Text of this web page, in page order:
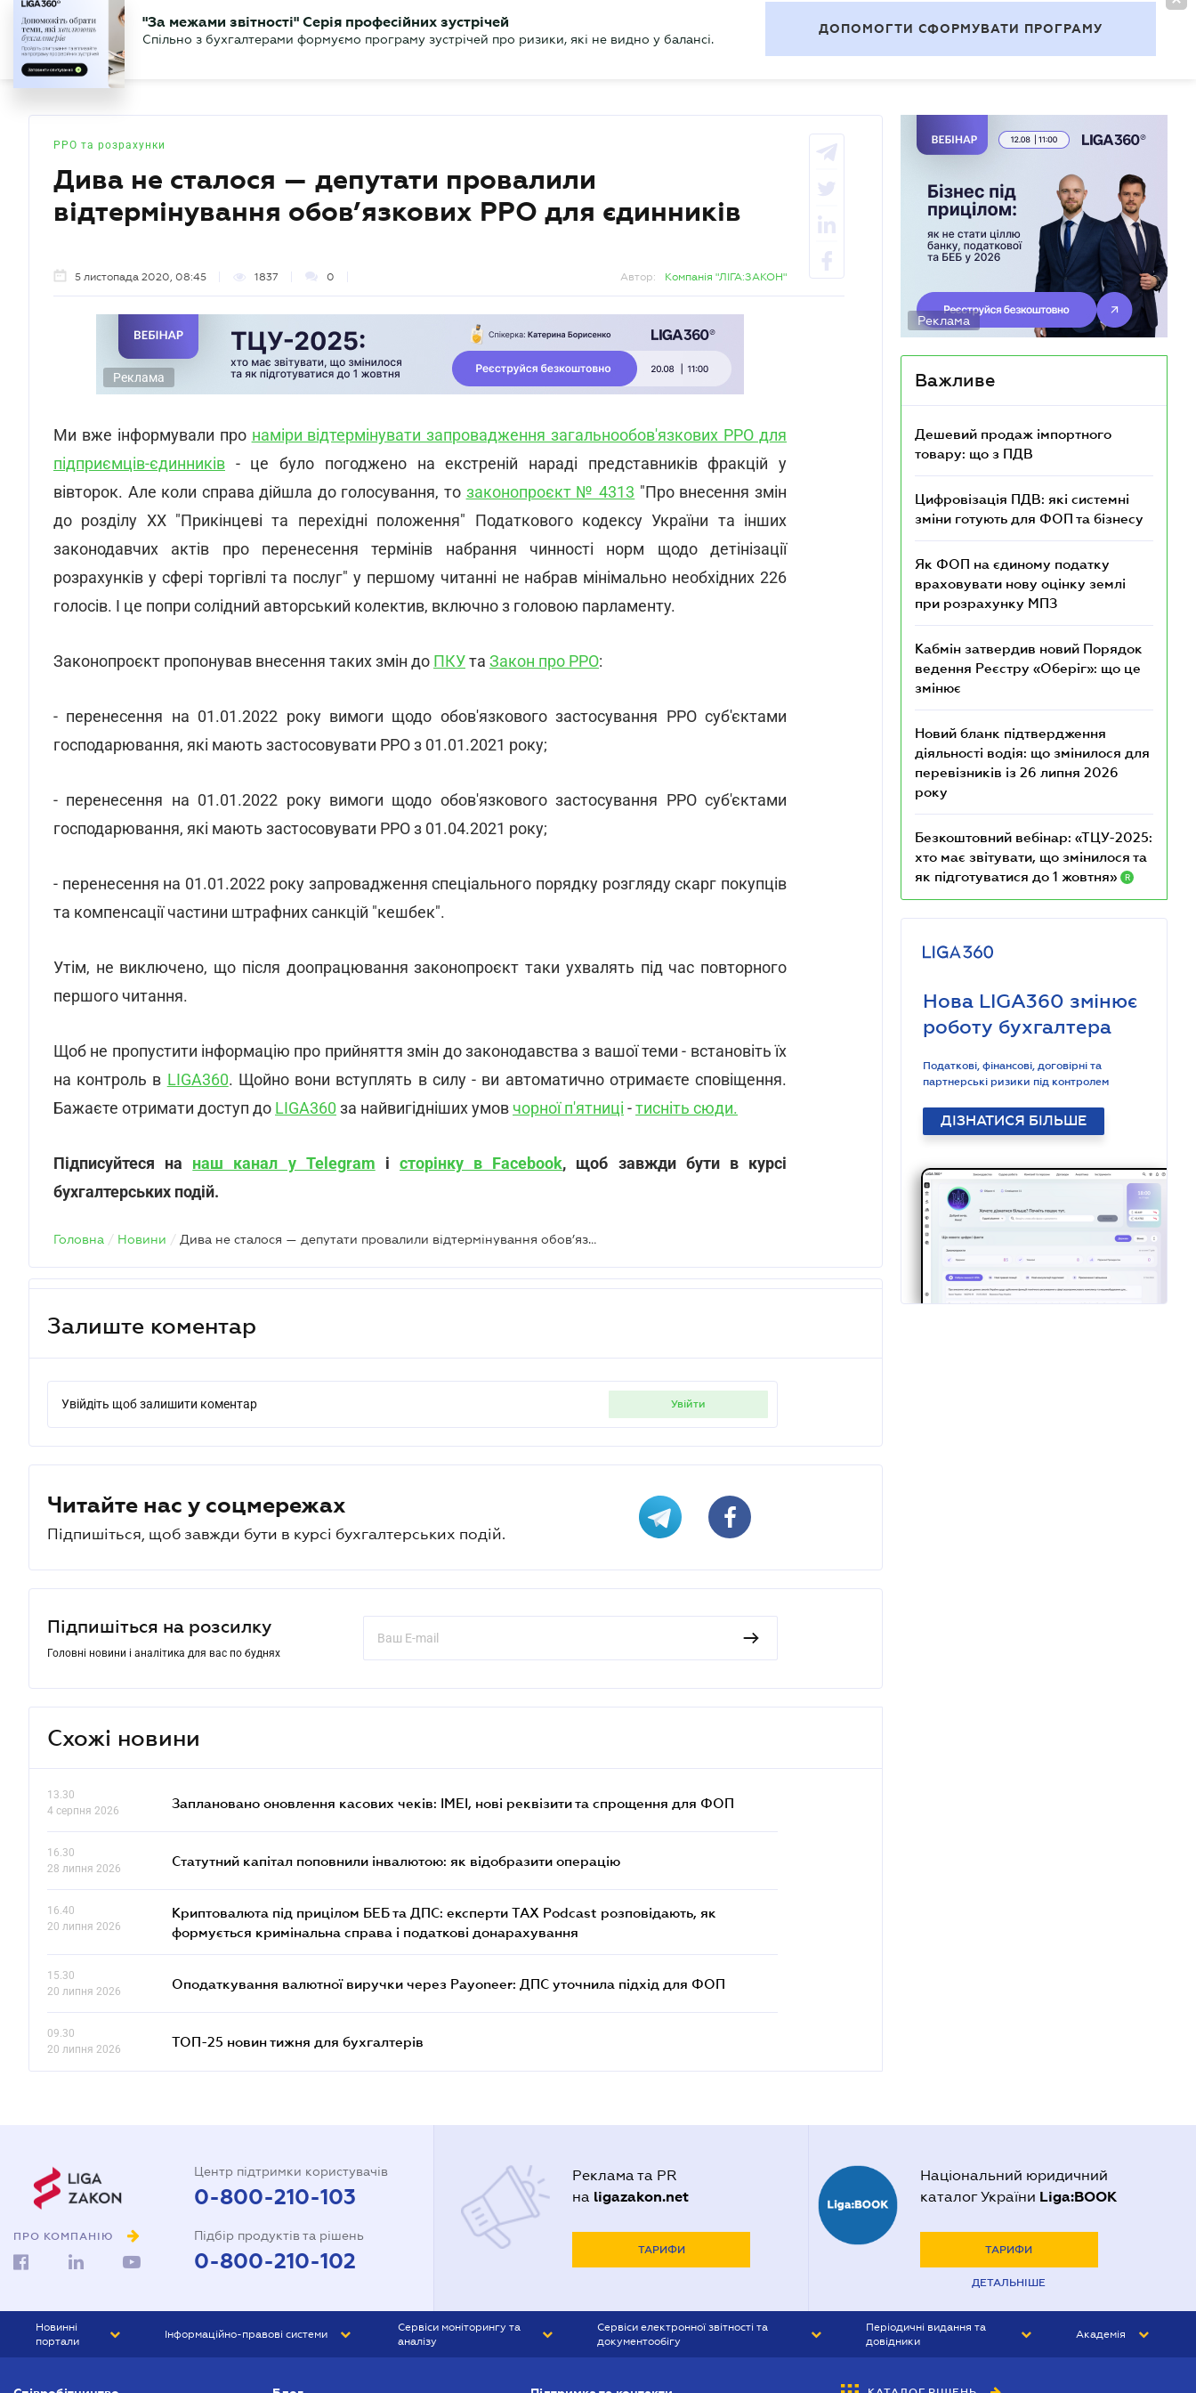
БІЗНЕСУ ЮРИСТУ БУХГАЛТЕРУ
БУХГАЛТЕР.UA Теми
"За межами звітності" Серія професійних зустрічей
РРО та розрахунки
Дива не сталося — депутати провалили
відтермінування обов’язкових РРО для єдинників
5 листопада 2020, 08:45 1837 0 Автор: Компанія "ЛІГА:ЗАКОН"
Реклама
Ми вже інформували пронаміри відтермінувати запровадження загальнообов'язкових РРО для
підприємців-єдинників - це було погоджено на екстреній нараді представників фракцій у
вівторок. Але коли справа дійшла до голосування, тозаконопроєкт № 4313"Про внесення змін
до розділу ХХ "Прикінцеві та перехідні положення" Податкового кодексу України та інших
законодавчих актів про перенесення термінів набрання чинності норм щодо детінізації
розрахунків у сфері торгівлі та послуг" у першому читанні не набрав мінімально необхідних 226
голосів. І це попри солідний авторський колектив, включно з головою парламенту.
Законопроєкт пропонував внесення таких змін доПКУта Закон про РРО:
- перенесення на 01.01.2022 року вимоги щодо обов'язкового застосування РРО суб'єктами
господарювання, які мають застосовувати РРО з 01.01.2021 року;
- перенесення на 01.01.2022 року вимоги щодо обов'язкового застосування РРО суб'єктами
господарювання, які мають застосовувати РРО з 01.04.2021 року;
- перенесення на 01.01.2022 року запровадження спеціального порядку розгляду скарг покупців
та компенсації частини штрафних санкцій "кешбек".
Утім, не виключено, що після доопрацювання законопроєкт таки ухвалять під час повторного
першого читання.
Щоб не пропустити інформацію про прийняття змін до законодавства з вашої теми - встановіть їх
на контроль вLIGA360. Щойно вони вступлять в силу - ви автоматично отримаєте сповіщення.
Бажаєте отримати доступ доLIGA360за найвигідніших умовчорної п'ятниці-тисніть сюди.
Підписуйтеся нанаш канал у Telegramісторінку в Facebook, щоб завжди бути в курсі
бухгалтерських подій.
Головна / Новини / Дива не сталося — депутати провалили відтермінування обов’язкових РРО для єдинників
Залиште коментар
Увійдіть щоб залишити коментар увійти
Читайте нас у соцмережах
Підпишіться, щоб завжди бути в курсі бухгалтерських подій.
Підпишіться на розсилку
Головні новини і аналітика для вас по буднях
Схожі новини
13.30
4 серпня 2026
Заплановано оновлення касових чеків: IMEI, нові реквізити та спрощення для ФОП
16.30
28 липня 2026
Статутний капітал поповнили інвалютою: як відобразити операцію
16.40
20 липня 2026
Криптовалюта під прицілом БЕБ та ДПС: експерти TAX Podcast розповідають, як
формується кримінальна справа і податкові донарахування
15.30
20 липня 2026
Оподаткування валютної виручки через Payoneer: ДПС уточнила підхід для ФОП
09.30
20 липня 2026
ТОП-25 новин тижня для бухгалтерів
Реклама
Важливе
Дешевий продаж імпортного
товару: що з ПДВ
Цифровізація ПДВ: які системні
зміни готують для ФОП та бізнесу
Як ФОП на єдиному податку
враховувати нову оцінку землі
при розрахунку МПЗ
Кабмін затвердив новий Порядок
ведення Реєстру «Оберіг»: що це
змінює
Новий бланк підтвердження
діяльності водія: що змінилося для
перевізників із 26 липня 2026
року
Безкоштовний вебінар: «ТЦУ-2025:
хто має звітувати, що змінилося та
як підготуватися до 1 жовтня»
R
Нова LIGA360 змінює
роботу бухгалтера
Податкові, фінансові, договірні та
партнерські ризики під контролем
ДІЗНАТИСЯ БІЛЬШЕ
ПРО КОМПАНІЮ
Центр підтримки користувачів
0-800-210-103
Підбір продуктів та рішень
0-800-210-102
Реклама та PR
на ligazakon.net
ТАРИФИ
Національний юридичний
каталог України Liga:BOOK
ТАРИФИ
ДЕТАЛЬНІШЕ
Новинні
портали
Інформаційно-правові системи
Сервіси моніторингу та
аналізу
Сервіси електронної звітності та
документообігу
Періодичні видання та
довідники
Академія